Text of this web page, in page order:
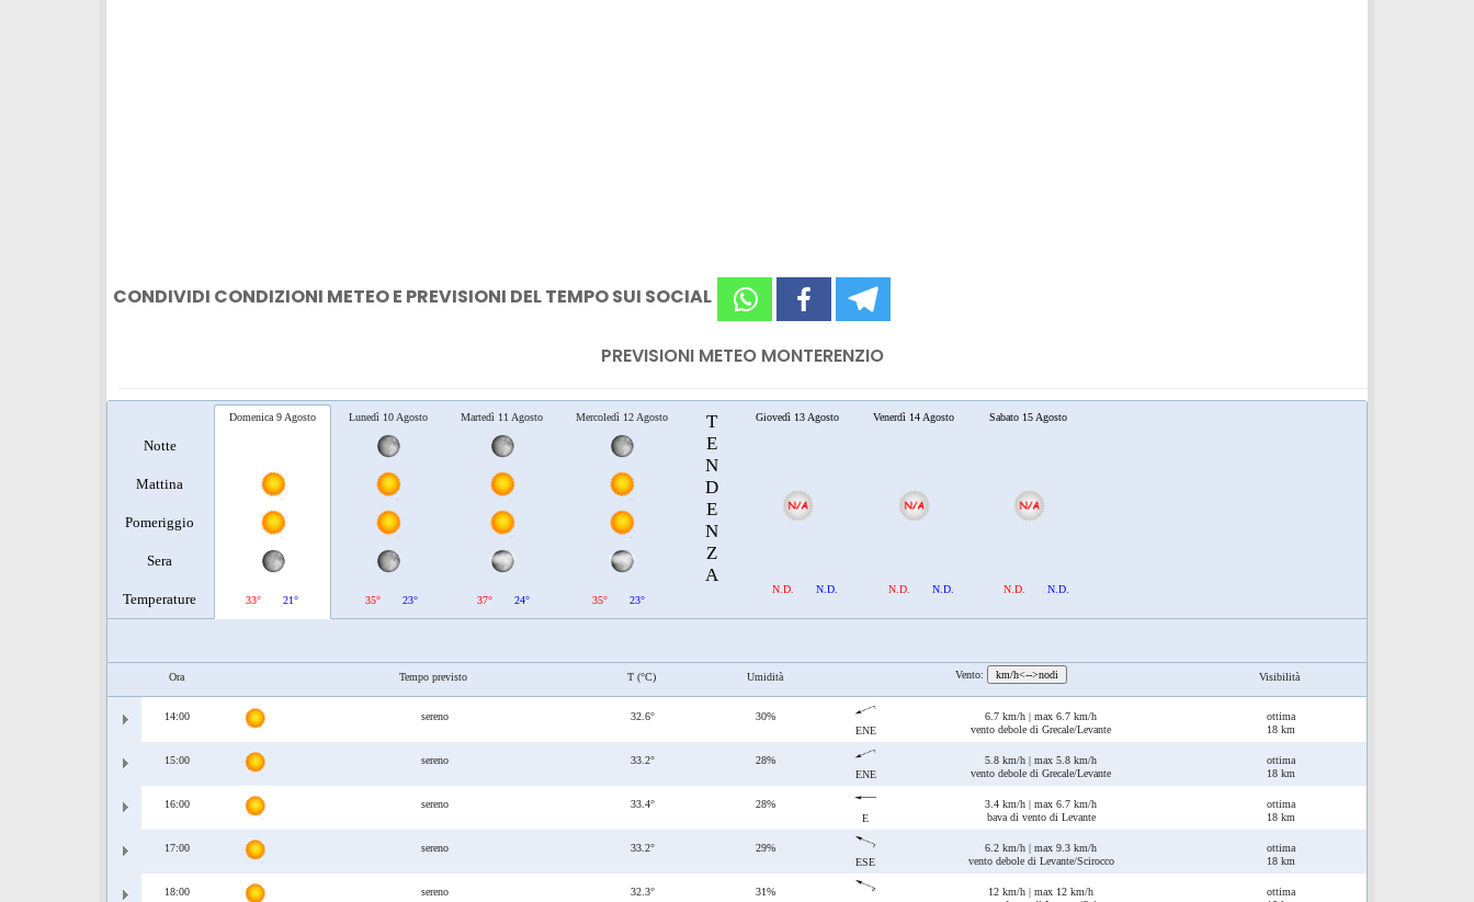
CONDIVIDI CONDIZIONI METEO E PREVISIONI DEL TEMPO SUI SOCIAL
PREVISIONI METEO MONTERENZIO
Notte
Mattina
Pomeriggio
Sera
Temperature
Domenica 9 Agosto
33° 21°
Lunedì 10 Agosto
35° 23°
Martedì 11 Agosto
37° 24°
Mercoledì 12 Agosto
35° 23°
T
E
N
D
E
N
Z
A
Giovedì 13 Agosto
N.D. N.D.
Venerdì 14 Agosto
N.D. N.D.
Sabato 15 Agosto
N.D. N.D.
Ora Tempo previsto T (°C) Umidità Vento: km/h<-->nodi Visibilità
14:00 sereno 32.6°
30%
ENE
6.7 km/h | max 6.7 km/h
vento debole di Grecale/Levante
ottima
18 km
15:00 sereno 33.2°
28%
ENE
5.8 km/h | max 5.8 km/h
vento debole di Grecale/Levante
ottima
18 km
16:00 sereno 33.4°
28%
E
3.4 km/h | max 6.7 km/h
bava di vento di Levante
ottima
18 km
17:00 sereno 33.2°
29%
ESE
6.2 km/h | max 9.3 km/h
vento debole di Levante/Scirocco
ottima
18 km
18:00 sereno 32.3°
31%
12 km/h | max 12 km/h
ottima